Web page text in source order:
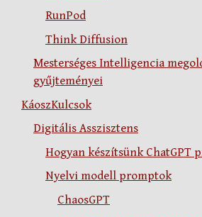
RunPod
Think Diffusion
Mesterséges Intelligencia
gyűjteményei
KáoszKulcsok
Digitális Asszisztens
Hogyan készítsünk ChatGPT
Nyelvi modell promptok
ChaosGPT